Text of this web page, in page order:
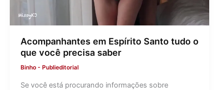
Acompanhantes em Espírito Santo tudo o
que você precisa saber
Binho - Publieditorial
Se você está procurando informações sobre